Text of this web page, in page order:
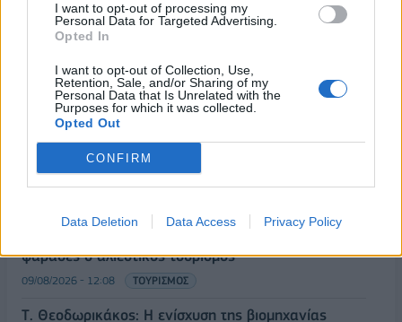
I want to opt-out of processing my
Personal Data for Targeted Advertising.
Opted In
I want to opt-out of Collection, Use,
Retention, Sale, and/or Sharing of my
Personal Data that Is Unrelated with the
Purposes for which it was collected.
Opted Out
CONFIRM
Data Deletion Data Access Privacy Policy
09/08/2026 - 12:57 ΚΟΣΜΟΣ
Αυξημένη η επιβατική κίνηση από το λιμάνι του
Πειραιά – Περίπου 60.000 ταξίδεψαν Παρασκευή
και Σάββατο
09/08/2026 - 12:33 ΕΛΛΑΔΑ
Από τη Δυτική Αττική στη Νότια Γαλλία : Οι εμπειρίες
Ελλήνων και Γάλλων πυροσβεστών από τα πύρινα
μέτωπα
ψαράδες ο αλιευτικός τουρισμός
09/08/2026 - 12:08 ΤΟΥΡΙΣΜΟΣ
Τ. Θεοδωρικάκος: Η ενίσχυση της βιομηχανίας